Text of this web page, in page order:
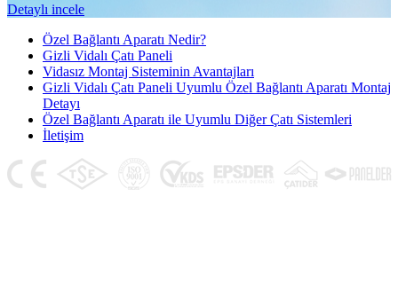
Detaylı incele
Özel Bağlantı Aparatı Nedir?
Gizli Vidalı Çatı Paneli
Vidasız Montaj Sisteminin Avantajları
Gizli Vidalı Çatı Paneli Uyumlu Özel Bağlantı Aparatı Montaj
Detayı
Özel Bağlantı Aparatı ile Uyumlu Diğer Çatı Sistemleri
İletişim